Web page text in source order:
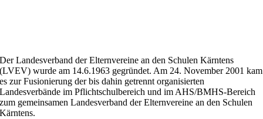
Der Landesverband der Elternvereine an den Schulen Kärntens
(LVEV) wurde am 14.6.1963 gegründet. Am 24. November 2001 kam
es zur Fusionierung der bis dahin getrennt organisierten
Landesverbände im Pflichtschulbereich und im AHS/BMHS-Bereich
zum gemeinsamen Landesverband der Elternvereine an den Schulen
Kärntens.